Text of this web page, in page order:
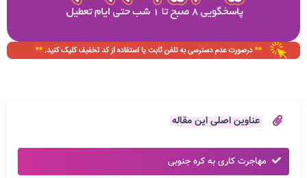
عناوین اصلی این مقاله
مهاجرت کاری به کره جنوبی